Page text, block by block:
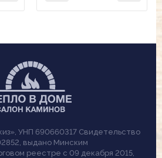
УНП 690660317 Свидетельство
выдано Минским
реестре с 09 декабря 2015,